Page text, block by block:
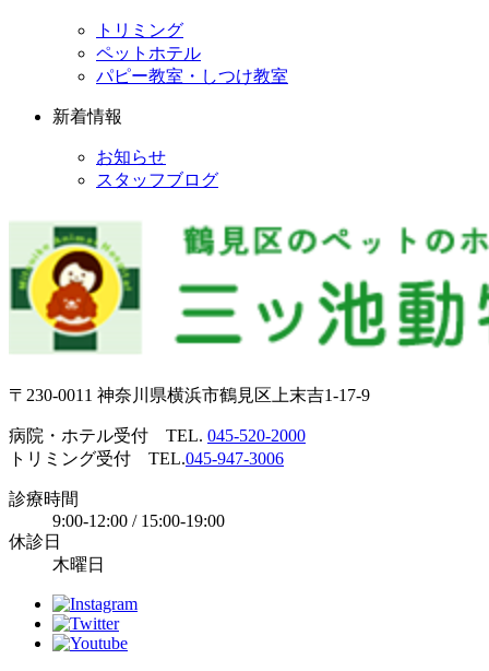
トリミング
ペットホテル
パピー教室・しつけ教室
新着情報
お知らせ
スタッフブログ
〒230-0011 神奈川県横浜市鶴見区上末吉1-17-9
病院・ホテル受付 TEL. 045-520-2000
トリミング受付 TEL.045-947-3006
診療時間
9:00-12:00 / 15:00-19:00
休診日
木曜日